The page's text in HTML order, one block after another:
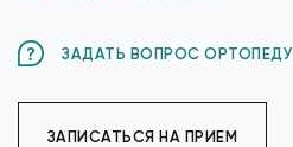
ЗАДАТЬ ВОПРОС ОРТОПЕДУ
ЗАПИСАТЬСЯ НА ПРИЕМ